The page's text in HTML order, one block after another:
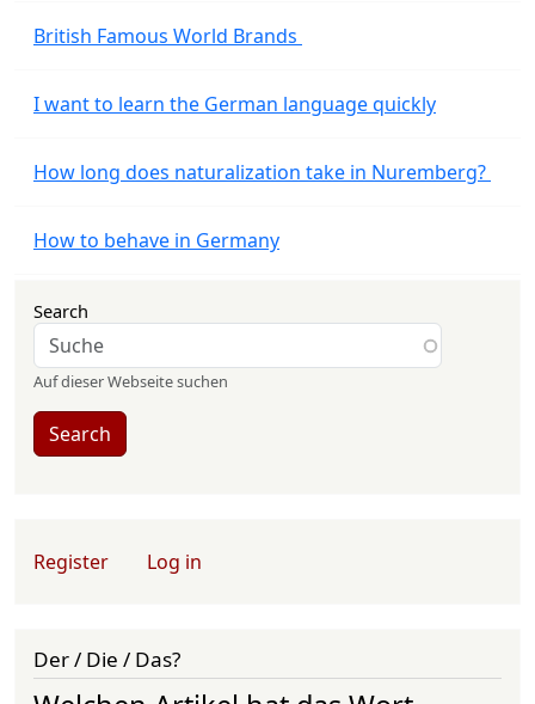
British Famous World Brands
I want to learn the German language quickly
How long does naturalization take in Nuremberg?
How to behave in Germany
Search
Auf dieser Webseite suchen
Search
User account menu
Register Log in
Der / Die / Das?